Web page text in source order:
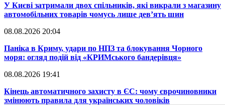
​У Києві затримали двох спільників, які викрали з магазину
автомобільних товарів чомусь лише дев’ять шин
08.08.2026 20:04
Паніка в Криму, удари по НПЗ та блокування Чорного
моря: огляд подій від «КРИМського бандерівця»
08.08.2026 19:41
​Кінець автоматичного захисту в ЄС: чому єврочиновники
змінюють правила для українських чоловіків